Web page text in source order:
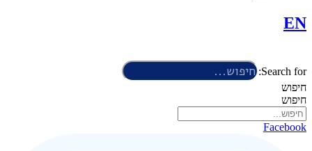
EN
Search for:
חיפוש
חיפוש
Facebook